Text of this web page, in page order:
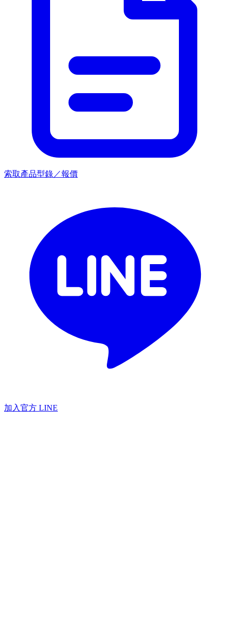
索取產品型錄／報價
加入官方 LINE